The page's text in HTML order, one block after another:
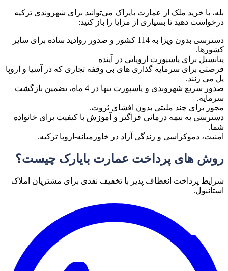
بله، با خرید ملک از عمارت بایراک می‌توانید برای شهروندی ترکیه
درخواست دهید تا بسیاری از مزایا را باز کنید:
دسترسی بدون ویزا به 114 کشور و صدور روادید ساده برای سایر
کشورها.
پتانسیل برای پاسپورت اروپایی در آینده
فرصتی برای سرمایه گذاری های بی وقفه تجاری که در آسیا و اروپا
پل می زنند.
صدور سریع شهروندی و پاسپورت تنها در 4 ماه، تضمین بازگشت
سرمایه.
مجوز برای چند ملیتی بدون افشای ثروت.
دسترسی به بیمه درمانی فراگیر و آموزش با کیفیت برای خانواده
شما.
امنیت، دموکراسی و زندگی آزاد در خاورمیانه-اروپا ترکیه.
روش های پرداخت عمارت بایارک چیست؟
شرایط پرداخت انعطاف پذیر با تخفیف نقدی برای مشتریان املاک
استانبول.